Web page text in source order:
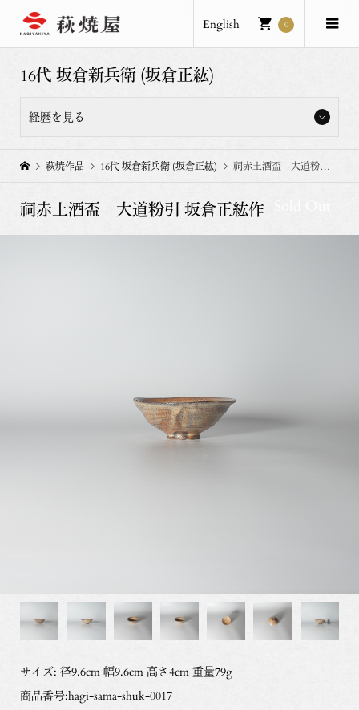
English 0
16代 坂倉新兵衛 (坂倉正紘)
経歴を見る
坂倉新兵衛窯、坂倉正紘。
萩焼作品 16代 坂倉新兵衛 (坂倉正紘) 祠赤土酒盃 大道粉引 坂倉正紘作
祠赤土酒盃 大道粉引 坂倉正紘作
サイズ: 径9.6cm 幅9.6cm 高さ4cm 重量79g
商品番号:hagi-sama-shuk-0017